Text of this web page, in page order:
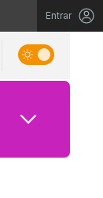
Entrar